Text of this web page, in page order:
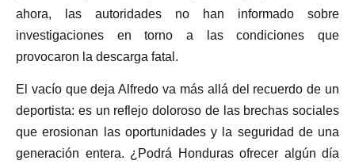
ahora, las autoridades no han informado sobre
investigaciones en torno a las condiciones que
provocaron la descarga fatal.
El vacío que deja Alfredo va más allá del recuerdo de un
deportista: es un reflejo doloroso de las brechas sociales
que erosionan las oportunidades y la seguridad de una
generación entera. ¿Podrá Honduras ofrecer algún día